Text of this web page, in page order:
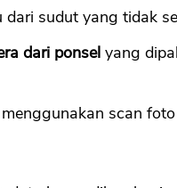
sudut yang tidak
dari ponsel yang
scan foto